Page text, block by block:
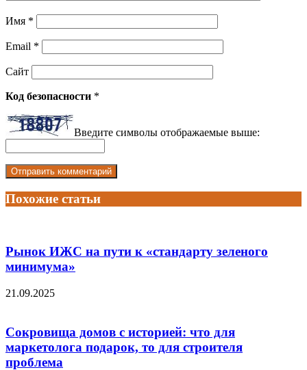
Имя *
Email *
Сайт
Код безопасности *
Введите символы отображаемые выше:
Похожие статьи
Рынок ИЖС на пути к «стандарту зеленого
минимума»
21.09.2025
Сокровища домов с историей: что для
маркетолога подарок, то для строителя
проблема